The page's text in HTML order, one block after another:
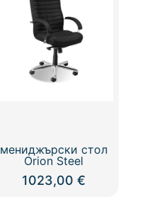
мениджърски стол
Orion Steel
1023,00€